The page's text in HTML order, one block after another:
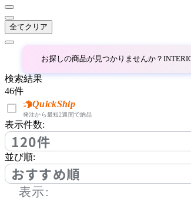
アンドリューワールド
ANONIMA CASTELLI
アノニマカステッリ
Another Garden
アナザーガーデン
全てクリア
お探しの商品が見つかりませんか？
検索結果
46件
QuickShip
発注から最短2週間で納品
表示件数:
120件
並び順:
おすすめ順
表示: